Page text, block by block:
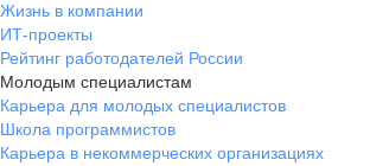
Жизнь в компании
ИТ-проекты
Рейтинг работодателей России
Молодым специалистам
Карьера для молодых специалистов
Школа программистов
Карьера в некоммерческих организациях